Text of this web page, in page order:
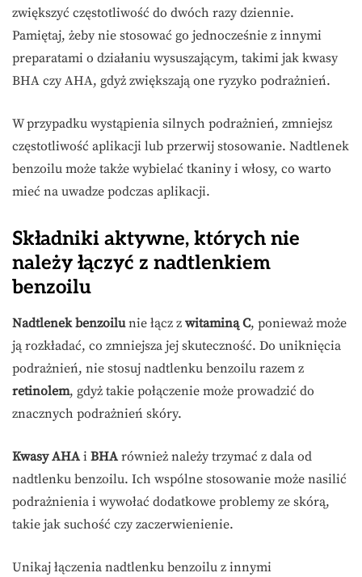
zwiększyć częstotliwość do dwóch razy dziennie.
Pamiętaj, żeby nie stosować go jednocześnie z innymi
preparatami o działaniu wysuszającym, takimi jak kwasy
BHA czy AHA, gdyż zwiększają one ryzyko podrażnień.
W przypadku wystąpienia silnych podrażnień, zmniejsz
częstotliwość aplikacji lub przerwij stosowanie. Nadtlenek
benzoilu może także wybielać tkaniny i włosy, co warto
mieć na uwadze podczas aplikacji.
Składniki aktywne, których nie
należy łączyć z nadtlenkiem
benzoilu
Nadtlenek benzoilunie łącz z witaminą C, ponieważ może
ją rozkładać, co zmniejsza jej skuteczność. Do uniknięcia
podrażnień, nie stosuj nadtlenku benzoilu razem z
retinolem, gdyż takie połączenie może prowadzić do
znacznych podrażnień skóry.
Kwasy AHA i BHA również należy trzymać z dala od
nadtlenku benzoilu. Ich wspólne stosowanie może nasilić
podrażnienia i wywołać dodatkowe problemy ze skórą,
takie jak suchość czy zaczerwienienie.
Unikaj łączenia nadtlenku benzoilu z innymi